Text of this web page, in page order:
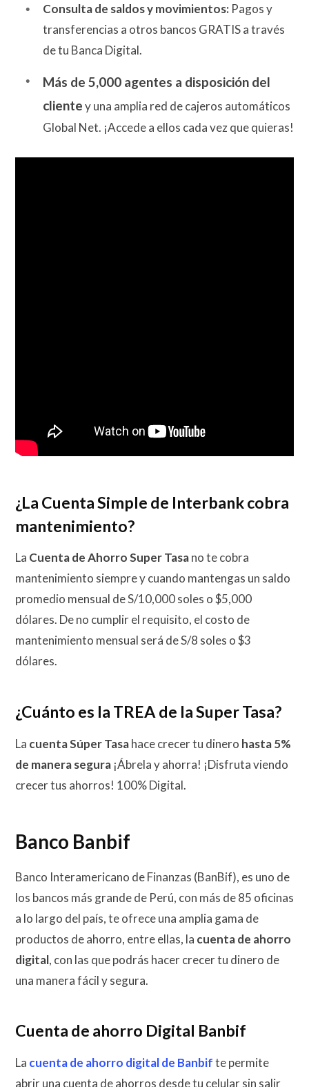
Consulta de saldos y movimientos: Pagos y
transferencias a otros bancos GRATIS a través
de tu Banca Digital.
Más de 5,000 agentes a disposición del
clientey una amplia red de cajeros automáticos
Global Net. ¡Accede a ellos cada vez que quieras!
¿La Cuenta Simple de Interbank cobra
mantenimiento?
La Cuenta de Ahorro Super Tasano te cobra
mantenimiento siempre y cuando mantengas un saldo
promedio mensual de S/10,000 soles o $5,000
dólares. De no cumplir el requisito, el costo de
mantenimiento mensual será de S/8 soles o $3
dólares.
¿Cuánto es la TREA de la Super Tasa?
La cuenta Súper Tasahace crecer tu dinero hasta 5%
de manera segura ¡Ábrela y ahorra! ¡Disfruta viendo
crecer tus ahorros! 100% Digital.
Banco Banbif
Banco Interamericano de Finanzas (BanBif), es uno de
los bancos más grande de Perú, con más de 85 oficinas
a lo largo del país, te ofrece una amplia gama de
productos de ahorro, entre ellas, la cuenta de ahorro
digital, con las que podrás hacer crecer tu dinero de
una manera fácil y segura.
Cuenta de ahorro Digital Banbif
La cuenta de ahorro digital de Banbifte permite
abrir una cuenta de ahorros desde tu celular sin salir